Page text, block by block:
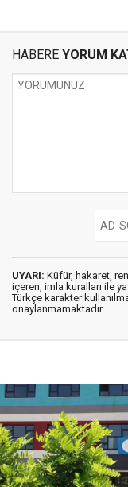
HABERE YORUM
UYARI: Küfür, hakaret,
içeren, imla kuralları ile
Türkçe karakter
onaylanmamaktadır.